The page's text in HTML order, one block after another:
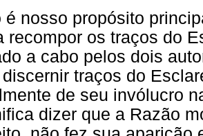
é nosso propósito
recompor os traços do
a cabo pelos dois
traços do
de seu invólucro
dizer que a Razão